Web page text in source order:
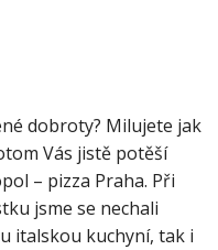
dobroty? Milujete jak
Vás jistě potěší
– pizza Praha. Při
jsme se nechali
italskou kuchyní, tak i